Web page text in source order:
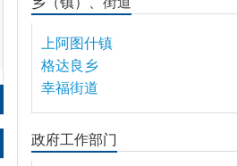
上阿图什镇
格达良乡
幸福街道
政府工作部门